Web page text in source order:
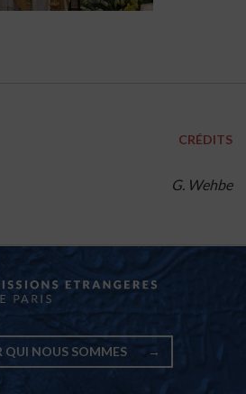
CRÉDITS
G. Wehbe
QUI NOUS SOMMES →